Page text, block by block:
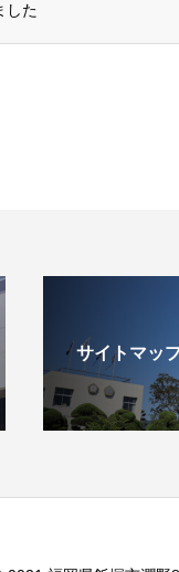
した
サイトマッ